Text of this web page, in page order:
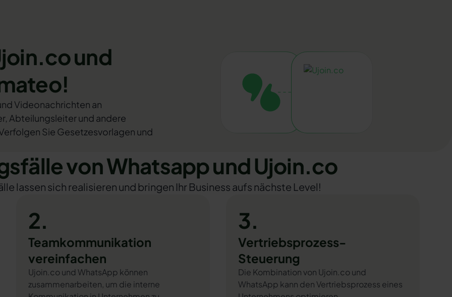
und
Videonachrichten an
Abteilungsleiter und andere
Sie Gesetzesvorlagen und
von Whatsapp und Ujoin.co
lassen sich realisieren und bringen Ihr Business aufs nächste Level!
2.
Teamkommunikation
vereinfachen
Ujoin.co und WhatsApp können
zusammenarbeiten, um die interne
3.
Vertriebsprozess-
Steuerung
Die Kombination von Ujoin.co und
WhatsApp kann den Vertriebsprozess eines